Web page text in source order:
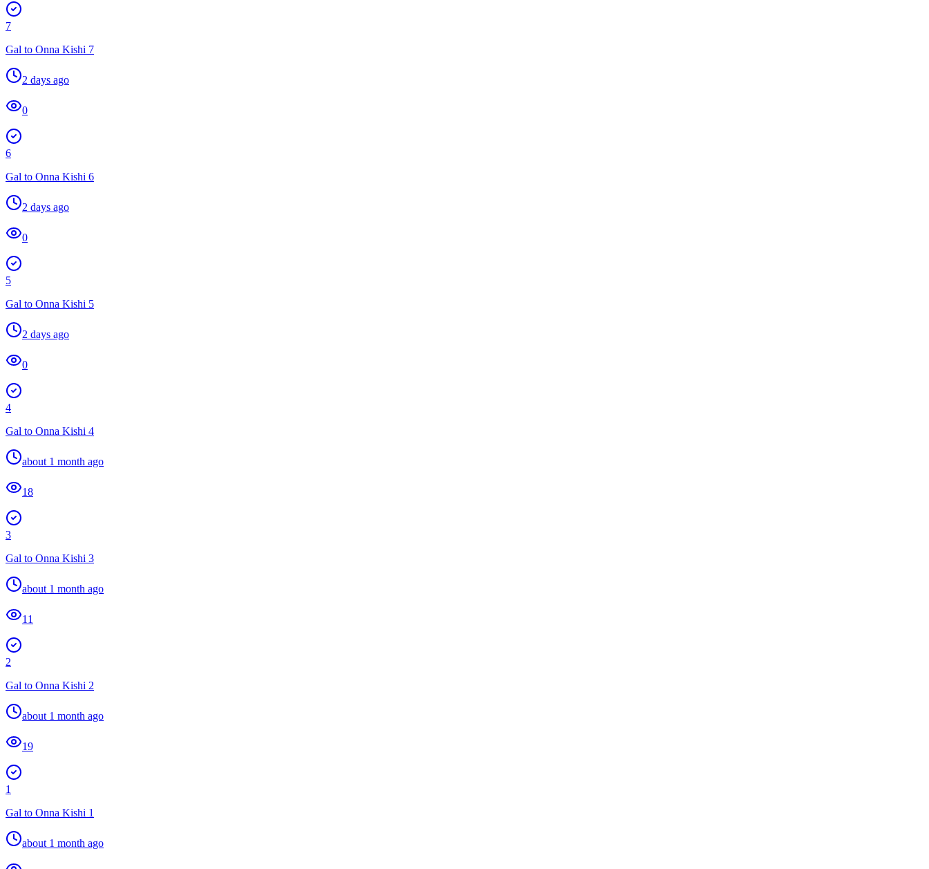
7
Gal to Onna Kishi 7
2 days ago
0
6
Gal to Onna Kishi 6
2 days ago
0
5
Gal to Onna Kishi 5
2 days ago
0
4
Gal to Onna Kishi 4
about 1 month ago
18
3
Gal to Onna Kishi 3
about 1 month ago
11
2
Gal to Onna Kishi 2
about 1 month ago
19
1
Gal to Onna Kishi 1
about 1 month ago